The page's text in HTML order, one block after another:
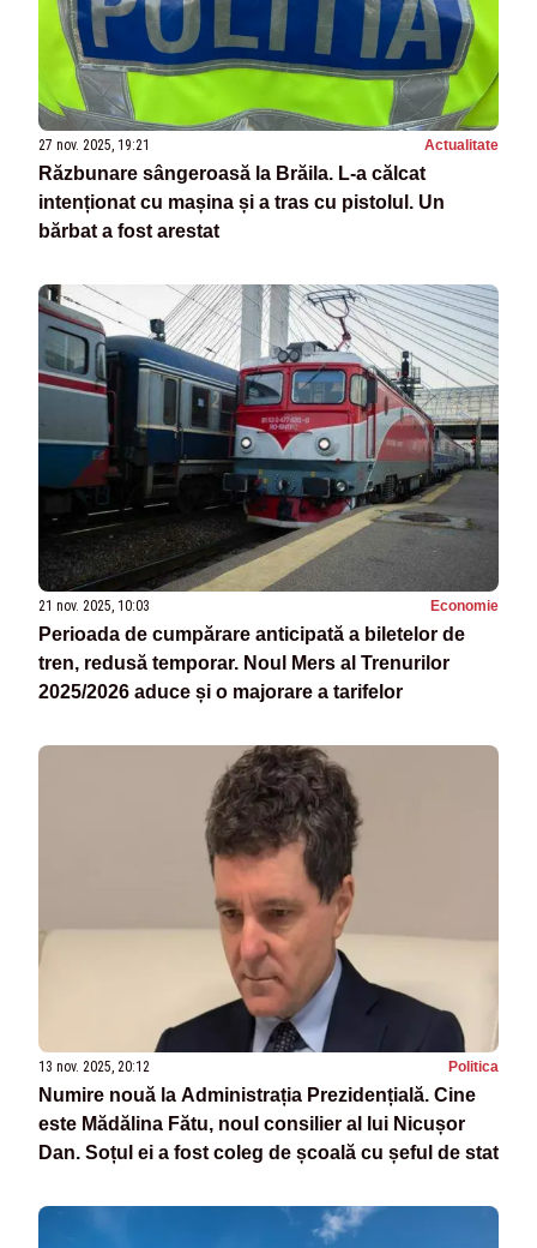
27 nov. 2025, 19:21 Actualitate
Răzbunare sângeroasă la Brăila. L-a călcat
intenționat cu mașina și a tras cu pistolul. Un
bărbat a fost arestat
21 nov. 2025, 10:03 Economie
Perioada de cumpărare anticipată a biletelor de
tren, redusă temporar. Noul Mers al Trenurilor
2025/2026 aduce și o majorare a tarifelor
13 nov. 2025, 20:12 Politica
Numire nouă la Administrația Prezidențială. Cine
este Mădălina Fătu, noul consilier al lui Nicușor
Dan. Soțul ei a fost coleg de școală cu șeful de stat